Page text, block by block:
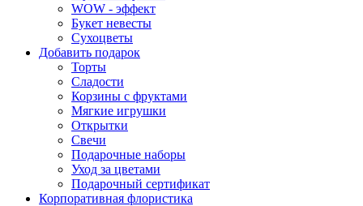
WOW - эффект
Букет невесты
Сухоцветы
Добавить подарок
Торты
Сладости
Корзины с фруктами
Мягкие игрушки
Открытки
Свечи
Подарочные наборы
Уход за цветами
Подарочный сертификат
Корпоративная флористика